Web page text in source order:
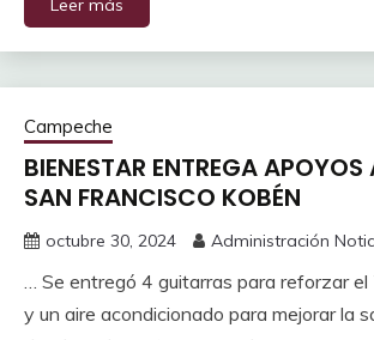
Leer más
Campeche
BIENESTAR ENTREGA APOYOS
SAN FRANCISCO KOBÉN
octubre 30, 2024 Administración
… Se entregó 4 guitarras para reforzar el
y un aire acondicionado para mejorar la